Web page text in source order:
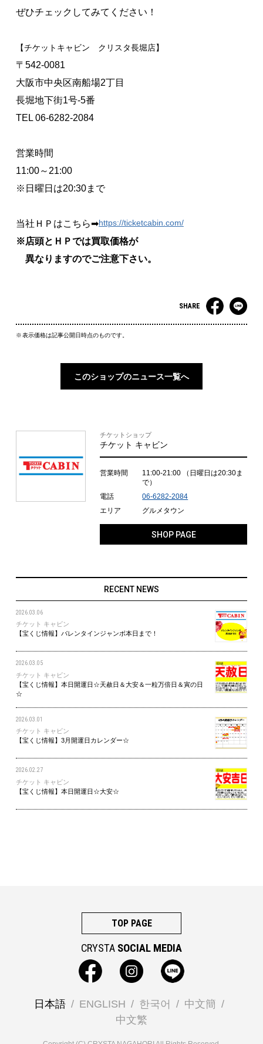
ぜひチェックしてみてください！
【チケットキャビン クリスタ長堀店】
〒542-0081
大阪市中央区南船場2丁目
長堀地下街1号-5番
TEL 06-6282-2084
営業時間
11:00～21:00
※日曜日は20:30まで
当社ＨＰはこちら➡https://ticketcabin.com/
※店頭とＨＰでは買取価格が
異なりますのでご注意下さい。
SHARE
表示価格は記事公開日時点のものです。
このショップのニュース一覧へ
チケットショップ
チケット キャビン
営業時間 11:00-21:00
（日曜日は20:30ま
で）
電話
06-6282-2084
エリア
グルメタウン
SHOP PAGE
RECENT NEWS
2026.03.06
チケット キャビン
【宝くじ情報】バレンタインジャンボ本日まで！
2026.03.05
チケット キャビン
【宝くじ情報】本日開運日☆天赦日＆大安＆一粒万倍日＆寅の日
☆
2026.03.01
チケット キャビン
【宝くじ情報】3月開運日カレンダー☆
2026.02.27
チケット キャビン
【宝くじ情報】本日開運日☆大安☆
TOP PAGE
CRYSTA SOCIAL MEDIA
日本語 ENGLISH 한국어
中文簡
中文繁